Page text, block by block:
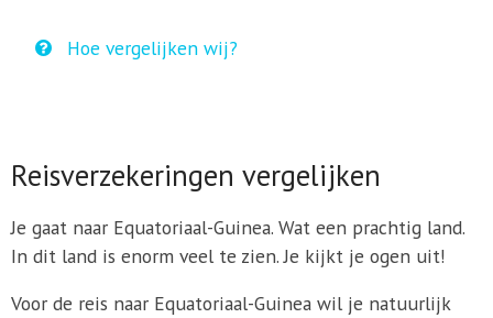
Hoe vergelijken wij?
Reisverzekeringen vergelijken
Je gaat naar Equatoriaal-Guinea. Wat een prachtig land.
In dit land is enorm veel te zien. Je kijkt je ogen uit!
Voor de reis naar Equatoriaal-Guinea wil je natuurlijk